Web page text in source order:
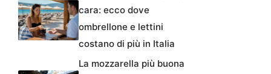
cara: ecco dove
ombrellone e lettini
costano di più in Italia
La mozzarella più buona